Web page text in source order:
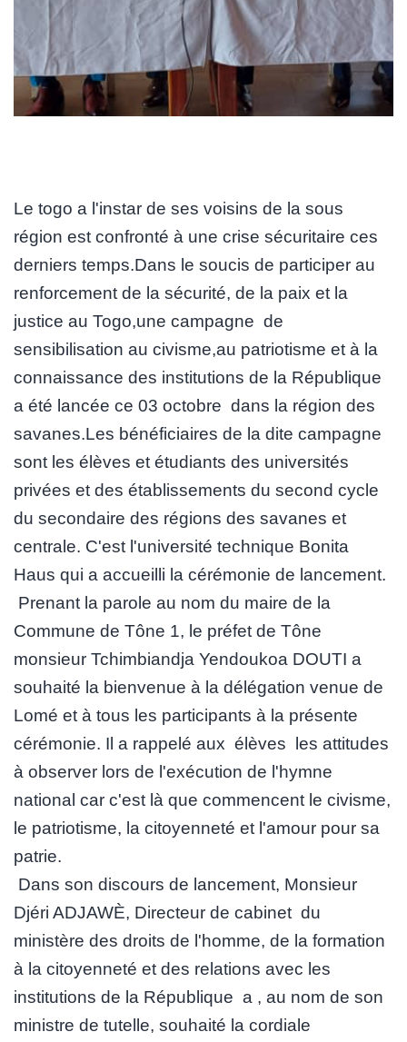
Le togo a l'instar de ses voisins de la sous
région est confronté à une crise sécuritaire ces
derniers temps.Dans le soucis de participer au
renforcement de la sécurité, de la paix et la
justice au Togo,une campagne de
sensibilisation au civisme,au patriotisme et à la
connaissance des institutions de la République
a été lancée ce 03 octobre dans la région des
savanes.Les bénéficiaires de la dite campagne
sont les élèves et étudiants des universités
privées et des établissements du second cycle
du secondaire des régions des savanes et
centrale. C'est l'université technique Bonita
Haus qui a accueilli la cérémonie de lancement.
Prenant la parole au nom du maire de la
Commune de Tône 1, le préfet de Tône
monsieur Tchimbiandja Yendoukoa DOUTI a
souhaité la bienvenue à la délégation venue de
Lomé et à tous les participants à la présente
cérémonie. Il a rappelé aux élèves les attitudes
à observer lors de l'exécution de l'hymne
national car c'est là que commencent le civisme,
le patriotisme, la citoyenneté et l'amour pour sa
patrie.
Dans son discours de lancement, Monsieur
Djéri ADJAWÈ, Directeur de cabinet du
ministère des droits de l'homme, de la formation
à la citoyenneté et des relations avec les
institutions de la République a , au nom de son
ministre de tutelle, souhaité la cordiale